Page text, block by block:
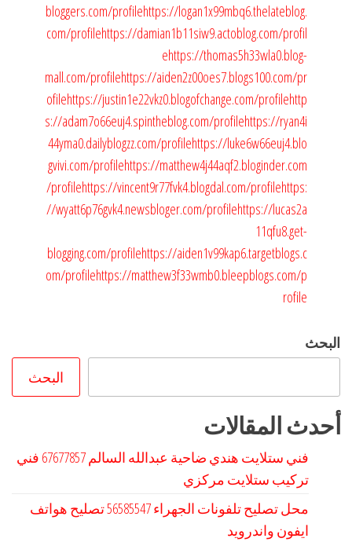
bloggers.com/profilehttps://logan1x99mbq6.thelateblog.
com/profilehttps://damian1b11siw9.actoblog.com/profil
ehttps://thomas5h33wla0.blog-
mall.com/profilehttps://aiden2z00oes7.blogs100.com/pr
ofilehttps://justin1e22vkz0.blogofchange.com/profilehttp
s://adam7o66euj4.spintheblog.com/profilehttps://ryan4i
44yma0.dailyblogzz.com/profilehttps://luke6w66euj4.blo
gvivi.com/profilehttps://matthew4j44aqf2.bloginder.com
/profilehttps://vincent9r77fvk4.blogdal.com/profilehttps:
//wyatt6p76gvk4.newsbloger.com/profilehttps://lucas2a
11qfu8.get-
blogging.com/profilehttps://aiden1v99kap6.targetblogs.c
om/profilehttps://matthew3f33wmb0.bleepblogs.com/p
rofile
البحث
البحث
أحدث المقالات
فني ستلايت هندي ضاحية عبدالله السالم 67677857 فني
تركيب ستلايت مركزي
محل تصليح تلفونات الجهراء 56585547 تصليح هواتف
ايفون واندرويد